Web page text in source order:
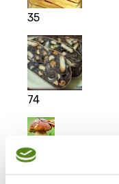
35
74
słodycze